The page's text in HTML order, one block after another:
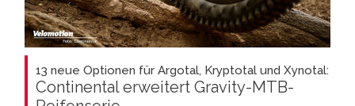
13 neue Optionen für Argotal, Kryptotal und Xynotal:
Continental erweitert Gravity-MTB-